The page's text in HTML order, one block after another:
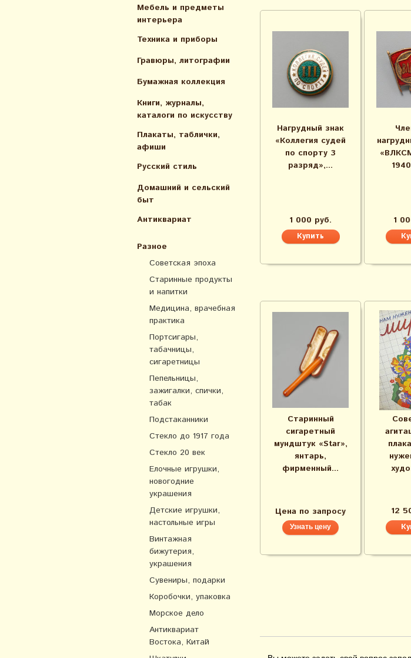
Мебель и предметы
интерьера
Техника и приборы
Гравюры, литографии
Бумажная коллекция
Книги, журналы,
каталоги по искусcтву
Плакаты, таблички,
афиши
Русский стиль
Домашний и сельский
быт
Антиквариат
Разное
Советская эпоха
Старинные продукты
и напитки
Медицина, врачебная
практика
Портсигары,
табачницы,
сигаретницы
Пепельницы,
зажигалки, спички,
табак
Подстаканники
Стекло до 1917 года
Стекло 20 век
Елочные игрушки,
новогодние
украшения
Детские игрушки,
настольные игры
Винтажная
бижутерия,
украшения
Сувениры, подарки
Коробочки, упаковка
Морское дело
Антиквариат
Востока, Китай
Нагрудный знак
«Коллегия судей
по спорту 3
разряд»,...
1 000 руб. 1
Старинный
сигаретный
мундштук «Star»,
янтарь,
фирменный...
Цена по запросу
Узнать цену
12